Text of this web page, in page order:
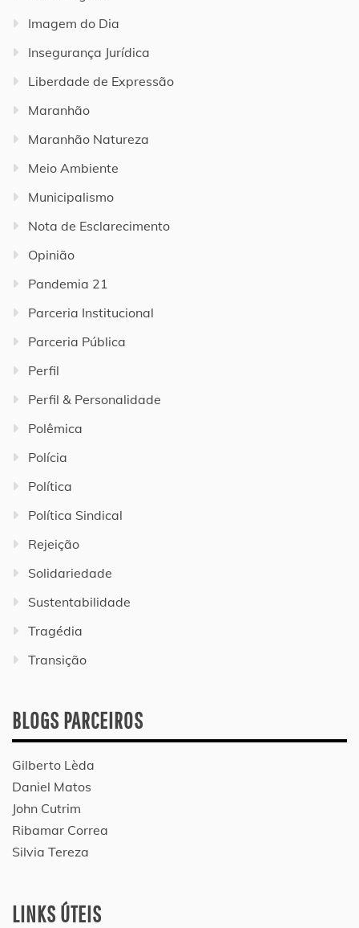
Imagem do Dia
Insegurança Jurídica
Liberdade de Expressão
Maranhão
Maranhão Natureza
Meio Ambiente
Municipalismo
Nota de Esclarecimento
Opinião
Pandemia 21
Parceria Institucional
Parceria Pública
Perfil
Perfil & Personalidade
Polêmica
Polícia
Política
Política Sindical
Rejeição
Solidariedade
Sustentabilidade
Tragédia
Transição
BLOGS PARCEIROS
Gilberto Lèda
Daniel Matos
John Cutrim
Ribamar Correa
Silvia Tereza
LINKS ÚTEIS